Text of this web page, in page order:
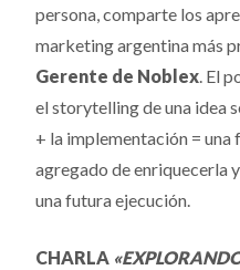
persona, comparte los
marketing argentina más
Gerente de Noblex. El
el storytelling de una idea
+ la implementación =
agregado de enriquecerla
una futura ejecución.
CHARLA